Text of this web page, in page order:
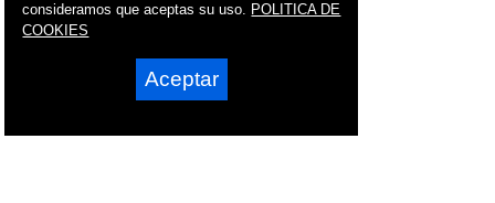
consideramos que aceptas su uso. POLITICA DE
COOKIES
Aceptar